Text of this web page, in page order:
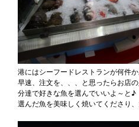
港にはシーフードレストランが何件か
早速、注文を、、、と思ったらお店
分達で好きな魚を選んでいいよ～と♪
選んだ魚を美味しく焼いてくださり、